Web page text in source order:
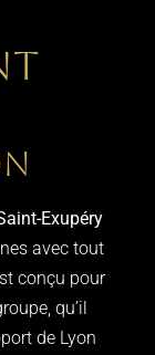
Exupéry
avec tout
conçu pour
qu’il
de Lyon